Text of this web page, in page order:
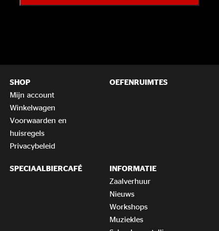
SHOP
Mijn account
Winkelwagen
Voorwaarden en
huisregels
Privacybeleid
OEFENRUIMTES
SPECIAALBIERCAFÉ
INFORMATIE
Zaalverhuur
Nieuws
Workshops
Muziekles